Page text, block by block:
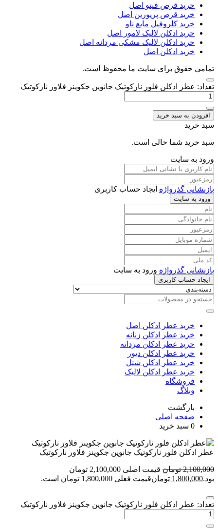
خرید قرص فیتو اصل
خرید قرص پریورین اصل
خرید کلروفیل مایع ناو
خرید ادکلن لالیک لامور اصل
خرید ادکلن لالیک مشکی مردانه اصل
خرید ادکلن اصل
تمامی حقوق برای سایت ما محفوظ است.
تعداد: عطر ادکلن فلور نارکوتیک جانوین جکوینز فلاور نارکوتیک
افزودن به سبد خرید
سبد خرید
سبد خرید شما خالی است.
ورود به سایت
بازنشانی گذرواژه ایجاد حساب کاربری
ورود به سایت
بازنشانی گذرواژه ورود به سایت
ایجاد حساب کاربری
خرید عطر ادکلن اصل
خرید عطر ادکلن زنانه
خرید عطر ادکلن مردانه
خرید عطر ادکلن دیور
خرید عطر ادکلن شنل
خرید عطر ادکلن لالیک
فروشگاه
وبلاگ
بازگشت
صفحه اصلی
0 سبد خرید
عطر ادکلن فلور نارکوتیک جانوین جکوینز فلاور نارکوتیک
2,100,000 تومان
قیمت اصلی 2,100,000 تومان
بود.1,800,000 تومانقیمت فعلی 1,800,000 تومان است.
تعداد: عطر ادکلن فلور نارکوتیک جانوین جکوینز فلاور نارکوتیک